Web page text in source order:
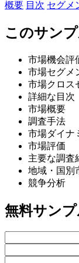
概要 目次 セグメ
このサン
市場機会評
市場セグメ
市場クロス
詳細な目次
市場概要
調査手法
市場ダイナ
市場評価
主要な調査
地域・国別
競争分析
無料サン